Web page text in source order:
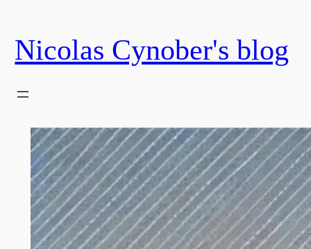
content
Nicolas Cynober's blog